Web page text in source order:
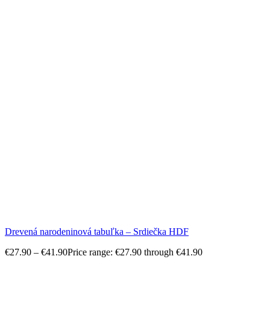
Drevená narodeninová tabuľka – Srdiečka HDF
€27.90 – €41.90Price range: €27.90 through €41.90